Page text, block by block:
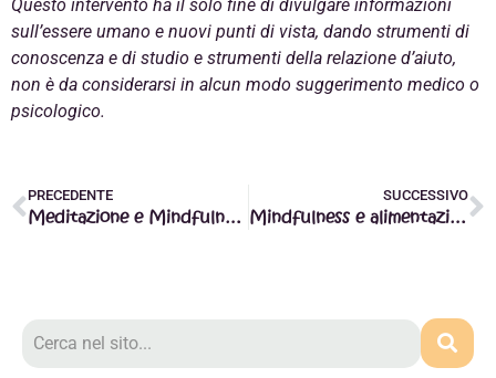
Questo intervento ha il solo fine di divulgare informazioni
sull’essere umano e nuovi punti di vista, dando strumenti di
conoscenza e di studio e strumenti della relazione d’aiuto,
non è da considerarsi in alcun modo suggerimento medico o
psicologico.
PRECEDENTE
Meditazione e Mindfulness: che differenza c’è?
SUCCESSIVO
Mindfulness e alimentazione: i 7 passi per mangiare consapevolmente